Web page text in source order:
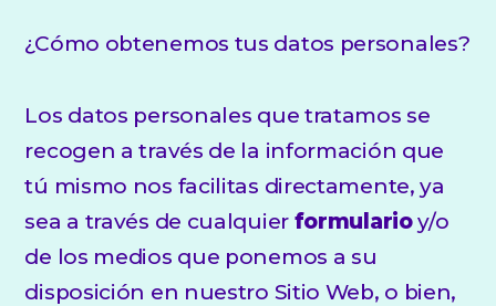
¿Cómo obtenemos tus datos personales?
Los datos personales que tratamos se
recogen a través de la información que
tú mismo nos facilitas directamente, ya
sea a través de cualquier formularioy/o
de los medios que ponemos a su
disposición en nuestro Sitio Web, o bien,